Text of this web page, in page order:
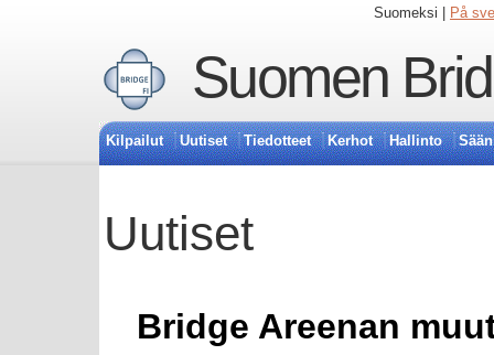
Suomeksi | På
Suomen
Kilpailut Uutiset Tiedotteet Kerhot Hallinto
Uutiset
Bridge Areenan